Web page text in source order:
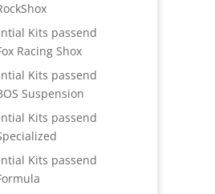
Kits passend
Racing Shox
Kits passend
Suspension
Kits passend
Kits passend